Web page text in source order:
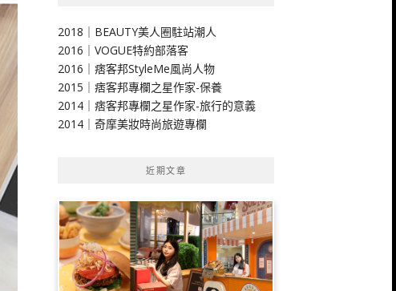
2018｜BEAUTY美人圈駐站潮人
2016｜VOGUE特約部落客
2016｜痞客邦StyleMe風尚人物
2015｜痞客邦專欄之星作家-保養
2014｜痞客邦專欄之星作家-旅行的意義
2014｜奇摩美妝時尚旅遊專欄
近期文章